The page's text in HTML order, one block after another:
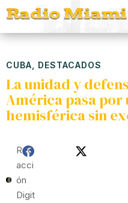
CUBA DESTACADOS
La unidad y
América pasa por
hemisférica sin
Red
Acci
Ón
Digit